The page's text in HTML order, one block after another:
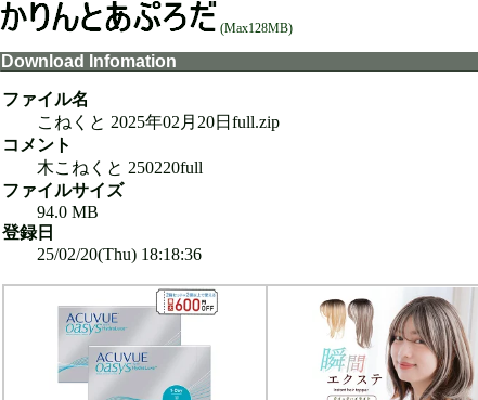
(Max128MB)
Download Infomation
ファイル名
こねくと 2025年02月20日full.zip
コメント
木こねくと 250220full
ファイルサイズ
94.0 MB
登録日
25/02/20(Thu) 18:18:36